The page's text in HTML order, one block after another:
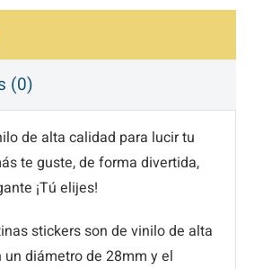
(0)
de alta calidad para lucir tu
te guste, de forma divertida,
¡Tú elijes!
stickers son de vinilo de alta
diámetro de 28mm y el